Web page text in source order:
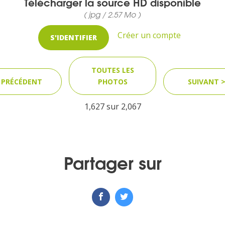
( jpg / 2.57 Mo )
S'IDENTIFIER Créer un compte
TOUTES LES
PHOTOS
SUIVANT
1,627 sur 2,067
Partager sur